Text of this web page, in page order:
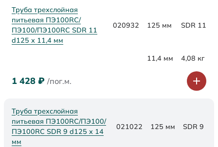
Труба трехслойная
питьевая ПЭ100RC/
ПЭ100/ПЭ100RC SDR 11
d125 х 11,4 мм
020932 125 мм SDR 11
11,4 мм 4,08 кг
1 428 ₽ /пог.м.
Труба трехслойная
питьевая ПЭ100RC/ПЭ100/
ПЭ100RC SDR 9 d125 х 14
мм
021022 125 мм SDR 9